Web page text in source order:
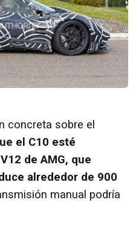
concreta sobre el
el C10 esté
de AMG, que
alrededor de 900
manual podría